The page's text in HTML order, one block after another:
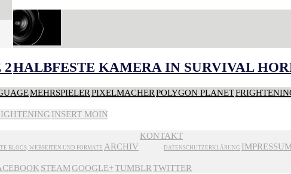
2HALBFESTE KAMERA IN SURVIVAL
MEHRSPIELERPIXELMACHERPOLYGON PLANET
INSERT MOIN
BLOGS, WEBSEITEN UND FORMATE ARCHIV
KONTAKT
DATENSCHUTZERKLÄRUNG
STEAMGOOGLE+TUMBLRTWITTER